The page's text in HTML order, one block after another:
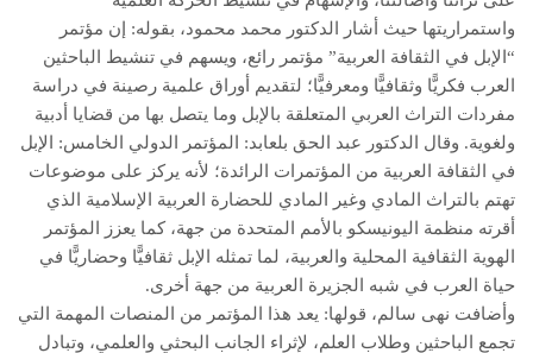
واستمراريتها حيث أشار الدكتور محمد محمود، بقوله: إن مؤتمر
“الإبل في الثقافة العربية” مؤتمر رائع، ويسهم في تنشيط الباحثين
العرب فكريًّا وثقافيًّا ومعرفيًّا؛ لتقديم أوراق علمية رصينة في دراسة
مفردات التراث العربي المتعلقة بالإبل وما يتصل بها من قضايا أدبية
ولغوية. وقال الدكتور عبد الحق بلعابد: المؤتمر الدولي الخامس: الإبل
في الثقافة العربية من المؤتمرات الرائدة؛ لأنه يركز على موضوعات
تهتم بالتراث المادي وغير المادي للحضارة العربية الإسلامية الذي
أقرته منظمة اليونيسكو بالأمم المتحدة من جهة، كما يعزز المؤتمر
الهوية الثقافية المحلية والعربية، لما تمثله الإبل ثقافيًّا وحضاريًّا في
حياة العرب في شبه الجزيرة العربية من جهة أخرى.
وأضافت نهى سالم، قولها: يعد هذا المؤتمر من المنصات المهمة التي
تجمع الباحثين وطلاب العلم، لإثراء الجانب البحثي والعلمي، وتبادل